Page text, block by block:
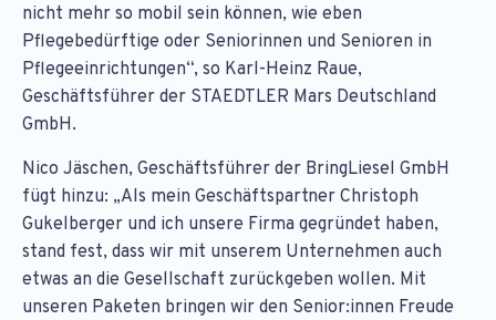
nicht mehr so mobil sein können, wie eben
Pflegebedürftige oder Seniorinnen und Senioren in
Pflegeeinrichtungen“, so Karl-Heinz Raue,
Geschäftsführer der STAEDTLER Mars Deutschland
GmbH.
Nico Jäschen, Geschäftsführer der BringLiesel GmbH
fügt hinzu: „Als mein Geschäftspartner Christoph
Gukelberger und ich unsere Firma gegründet haben,
stand fest, dass wir mit unserem Unternehmen auch
etwas an die Gesellschaft zurückgeben wollen. Mit
unseren Paketen bringen wir den Senior:innen Freude